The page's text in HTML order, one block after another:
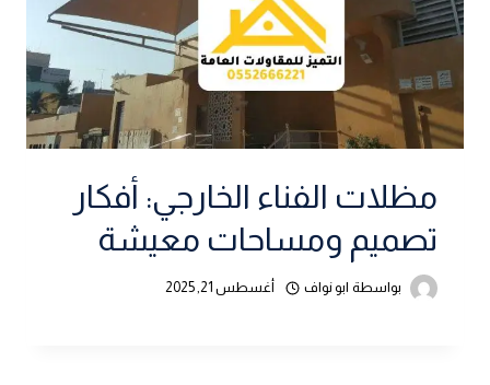
مظلات الفناء الخارجي: أفكار
تصميم ومساحات معيشة
بواسطة ابو نواف أغسطس 21, 2025